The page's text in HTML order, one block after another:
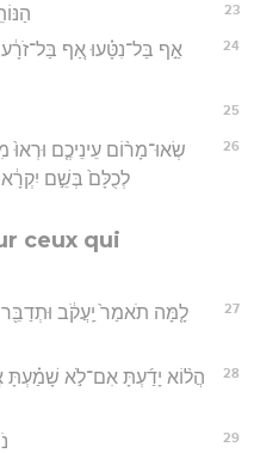
23
24
אַ֣ף בַּל־נִטָּ֗עוּ אַ֚ף
25
26
שְׂאוּ־מָר֨וֹם עֵינֵיכֶ֤ם
לְכֻלָּם֙ בְּשֵׁ֣ם יִקְרָ֔א
ceux qui
27
לָ֤מָּה תֹאמַר֙ יַֽעֲקֹ֔ב וּתְדַבֵּ֖ר
28
הֲל֨וֹא יָדַ֜עְתָּ אִם־לֹ֣א שָׁמַ֗עְתָּ
29